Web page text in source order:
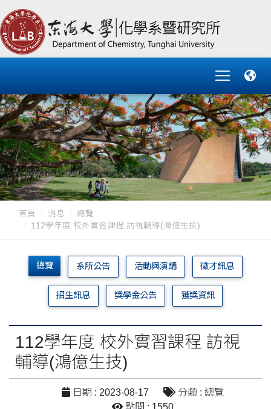
首頁 消息
總覽
112學年度 校外實習課程 訪視輔導(鴻億生技)
總覽 系所公告 活動與演講 徵才訊息
招生訊息 獎學金公告 獲獎資訊
112學年度 校外實習課程 訪視
輔導(鴻億生技)
日期 : 2023-08-17
分類 : 總覽
點閱 : 1550